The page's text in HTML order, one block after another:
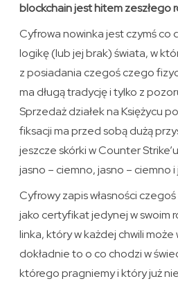
blockchain jest hitem zeszłego
Cyfrowa nowinka jest czymś co
logikę (lub jej brak) świata, w
z posiadania czegoś czego
ma długą tradycję i tylko z
Sprzedaż działek na Księżycu
fiksacji ma przed sobą dużą
jeszcze skórki w Counter
jasno – ciemno, jasno – ciemno i
Cyfrowy zapis własności
jako certyfikat jedynej w swoim
linka, który w każdej chwili
dokładnie to o co chodzi w
którego pragniemy i który już